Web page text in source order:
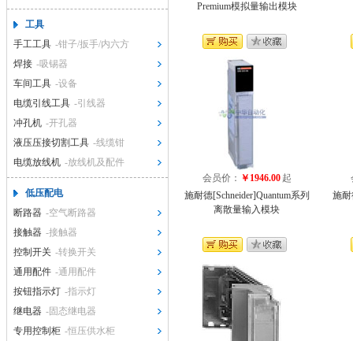
Premium模拟量输出模块
会员价： ￥1946.00 起
施耐德[Schneider]Quantum系列
离散量输入模块
施耐
工具
手工工具 -钳子/扳手/内六方
焊接 -吸锡器
车间工具 -设备
电缆引线工具 -引线器
冲孔机 -开孔器
液压压接切割工具 -线缆钳
电缆放线机 -放线机及配件
低压配电
断路器 -空气断路器
接触器 -接触器
控制开关 -转换开关
通用配件 -通用配件
按钮指示灯 -指示灯
继电器 -固态继电器
专用控制柜 -恒压供水柜